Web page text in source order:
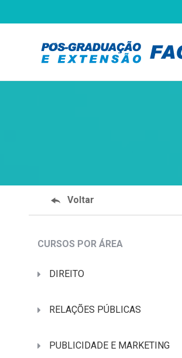
Voltar
CURSOS POR ÁREA
DIREITO
RELAÇÕES PÚBLICAS
PUBLICIDADE E MARKETING